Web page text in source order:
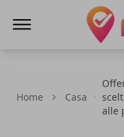
Home Casa
alle